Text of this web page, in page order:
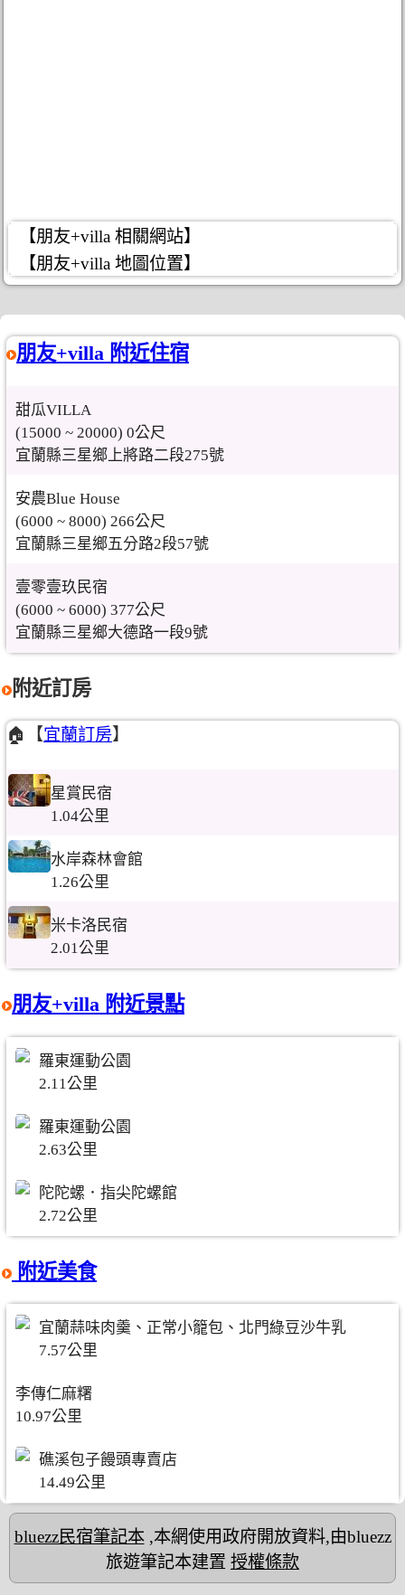
【朋友+villa 相關網站】
【朋友+villa 地圖位置】
朋友+villa 附近住宿
甜瓜VILLA
(15000 ~ 20000) 0公尺
宜蘭縣三星鄉上將路二段275號
安農Blue House
(6000 ~ 8000) 266公尺
宜蘭縣三星鄉五分路2段57號
壹零壹玖民宿
(6000 ~ 6000) 377公尺
宜蘭縣三星鄉大德路一段9號
附近訂房
🏠【宜蘭訂房】
星賞民宿
1.04公里
水岸森林會館
1.26公里
米卡洛民宿
2.01公里
朋友+villa 附近景點
羅東運動公園
2.11公里
羅東運動公園
2.63公里
陀陀螺．指尖陀螺館
2.72公里
附近美食
宜蘭蒜味肉羹、正常小籠包、北門綠豆沙牛乳
7.57公里
李傳仁麻糬
10.97公里
礁溪包子饅頭專賣店
14.49公里
bluezz民宿筆記本,本網使用政府開放資料,由bluezz
旅遊筆記本建置 授權條款